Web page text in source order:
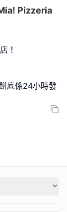
Pizzeria
！
底係24小時發